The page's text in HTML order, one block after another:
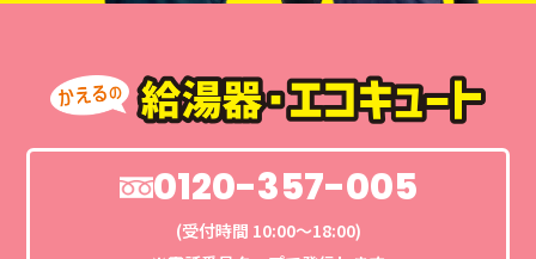
0120-357-005
(受付時間 10:00〜18:00)